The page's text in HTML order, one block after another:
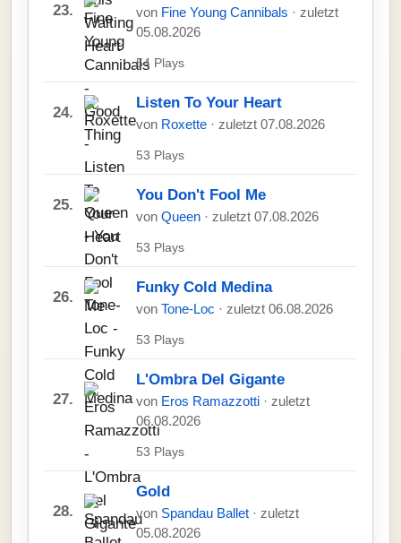
23. von Fine Young Cannibals · zuletzt
05.08.2026
54 Plays
24.
Listen To Your Heart
von Roxette · zuletzt 07.08.2026
53 Plays
25.
You Don't Fool Me
von Queen · zuletzt 07.08.2026
53 Plays
26.
Funky Cold Medina
von Tone-Loc · zuletzt 06.08.2026
53 Plays
27.
L'Ombra Del Gigante
von Eros Ramazzotti · zuletzt
06.08.2026
53 Plays
28.
Gold
von Spandau Ballet · zuletzt
05.08.2026